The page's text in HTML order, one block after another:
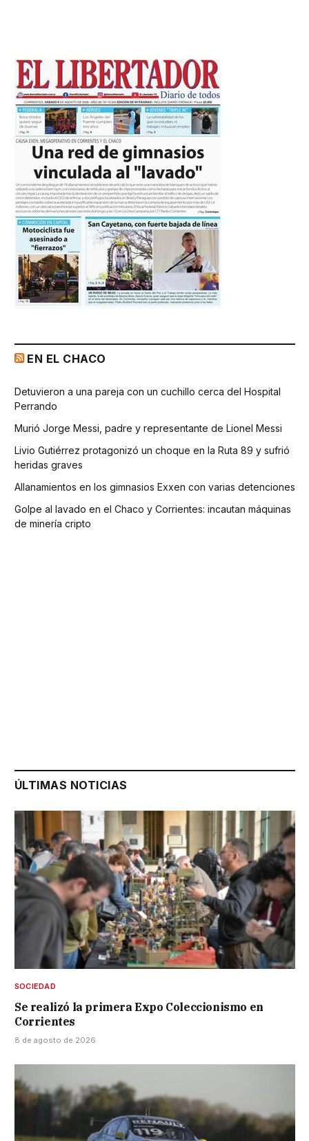
EN EL CHACO
Detuvieron a una pareja con un cuchillo cerca del Hospital
Perrando
Murió Jorge Messi, padre y representante de Lionel Messi
Livio Gutiérrez protagonizó un choque en la Ruta 89 y sufrió
heridas graves
Allanamientos en los gimnasios Exxen con varias detenciones
Golpe al lavado en el Chaco y Corrientes: incautan máquinas
de minería cripto
ÚLTIMAS NOTICIAS
SOCIEDAD
Se realizó la primera Expo Coleccionismo en
Corrientes
8 de agosto de 2026